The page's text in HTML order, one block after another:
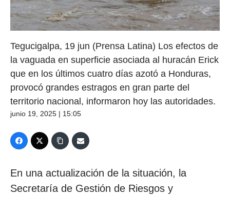
Tegucigalpa, 19 jun (Prensa Latina) Los efectos de
la vaguada en superficie asociada al huracán Erick
que en los últimos cuatro días azotó a Honduras,
provocó grandes estragos en gran parte del
territorio nacional, informaron hoy las autoridades.
junio 19, 2025 | 15:05
En una actualización de la situación, la
Secretaría de Gestión de Riesgos y